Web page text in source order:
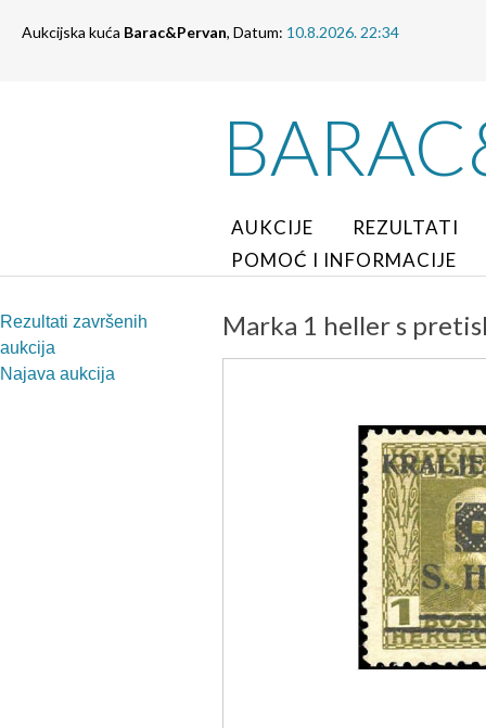
Aukcijska kuća Barac&Pervan, Datum: 10.8.2026. 22:34
AUKCIJE
REZULTATI
POMOĆ I INFORMACIJE
Rezultati završenih
aukcija
Najava aukcija
Marka 1 heller s